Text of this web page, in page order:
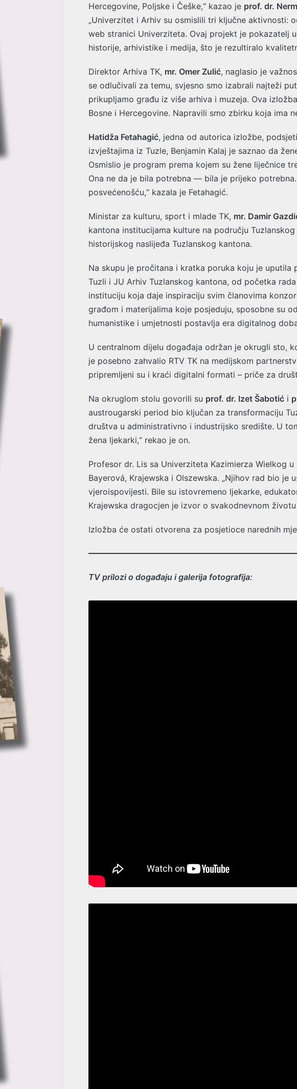
Hercegovine, Poljske i Češke,“ kazao je prof. dr.
„Univerzitet i Arhiv su osmislili tri ključne aktivnosti:
web stranici Univerziteta. Ovaj projekt je pokazatelj
historije, arhivistike i medija, što je rezultiralo
Direktor Arhiva TK, mr. Omer Zulić, naglasio je
se odlučivali za temu, svjesno smo izabrali najteži
prikupljamo građu iz više arhiva i muzeja. Ova
Bosne i Hercegovine. Napravili smo zbirku koja ima
Hatidža Fetahagić, jedna od autorica izložbe,
izvještajima iz Tuzle, Benjamin Kalaj je saznao da
Osmislio je program prema kojem su žene liječnice
Ona ne da je bila potrebna — bila je prijeko
posvećenošću,“ kazala je Fetahagić.
Ministar za kulturu, sport i mlade TK, mr. Damir
kantona institucijama kulture na području
historijskog naslijeđa Tuzlanskog kantona.
Na skupu je pročitana i kratka poruka koju je uputila
Tuzli i JU Arhiv Tuzlanskog kantona, od početka
instituciju koja daje inspiraciju svim članovima
građom i materijalima koje posjeduju, sposobne su
humanistike i umjetnosti postavlja era digitalnog
U centralnom dijelu događaja održan je okrugli sto,
je posebno zahvalio RTV TK na medijskom
pripremljeni su i kraći digitalni formati – priče za
Na okruglom stolu govorili su prof. dr. Izet Šabotić i
austrougarski period bio ključan za transformaciju
društva u administrativno i industrijsko središte. U
žena ljekarki,“ rekao je on.
Profesor dr. Lis sa Univerziteta Kazimierza Wielkog
Bayerová, Krajewska i Olszewska. „Njihov rad bio je
vjeroispovijesti. Bile su istovremeno ljekarke,
Krajewska dragocjen je izvor o svakodnevnom
Izložba će ostati otvorena za posjetioce narednih
TV prilozi o događaju i galerija fotografija: